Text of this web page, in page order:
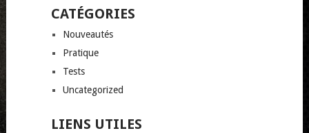
CATÉGORIES
Nouveautés
Pratique
Tests
Uncategorized
LIENS UTILES